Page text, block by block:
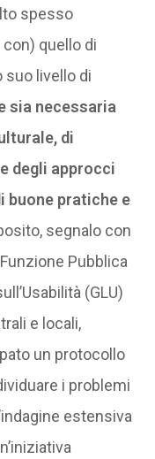
spesso
quello di
suo livello di
sia necessaria
di
degli approcci
buone pratiche e
segnalo con
Pubblica
(GLU)
e locali,
un protocollo
i problemi
estensiva